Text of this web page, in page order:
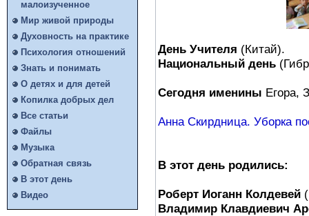
малоизученное
Мир живой природы
Духовность на практике
Психология отношений
Знать и понимать
О детях и для детей
Копилка добрых дел
Все статьи
Файлы
Музыка
Обратная связь
В этот день
Видео
День Учителя (Китай).
Национальный день
Сегодня именины Егора,
Анна Скирдница. Уборка
В этот день родились:
Роберт Иоганн Колдевей
Владимир Клавдиевич